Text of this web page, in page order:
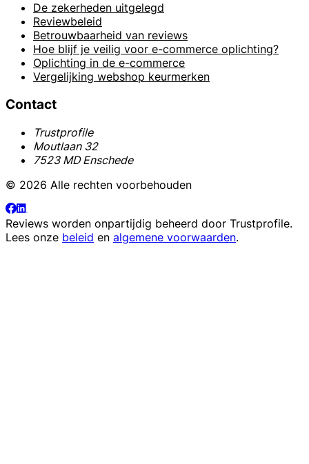
De zekerheden uitgelegd
Reviewbeleid
Betrouwbaarheid van reviews
Hoe blijf je veilig voor e-commerce oplichting?
Oplichting in de e-commerce
Vergelijking webshop keurmerken
Contact
Trustprofile
Moutlaan 32
7523 MD Enschede
© 2026 Alle rechten voorbehouden
Reviews worden onpartijdig beheerd door Trustprofile.
Lees onze beleid en algemene voorwaarden.